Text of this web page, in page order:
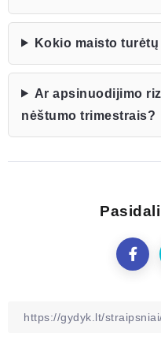
Kokio maisto
Ar apsinuodijimo
nėštumo trimestrais?